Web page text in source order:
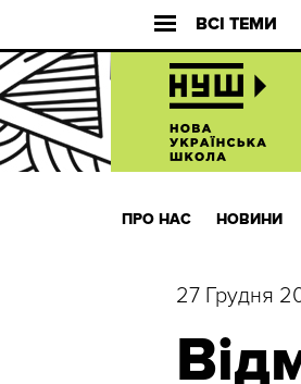
ВСІ ТЕМИ
ПРО НАС НОВИНИ
27 Грудня